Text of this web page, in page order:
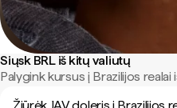
Siųsk BRL iš kitų valiutų
Palygink kursus į Brazilijos realai